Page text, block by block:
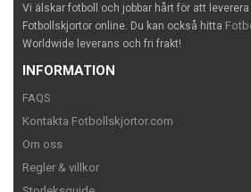
Vi älskar fotboll och jobbar hårt för att
Fotbollskjortor online. Du kan också hitta
Worldwide leverans och fri frakt!
INFORMATION
FAQS
Kontakta Fotbollskjortor.com
Om oss
Regler & villkor